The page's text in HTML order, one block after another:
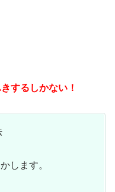
するしかない！
します。